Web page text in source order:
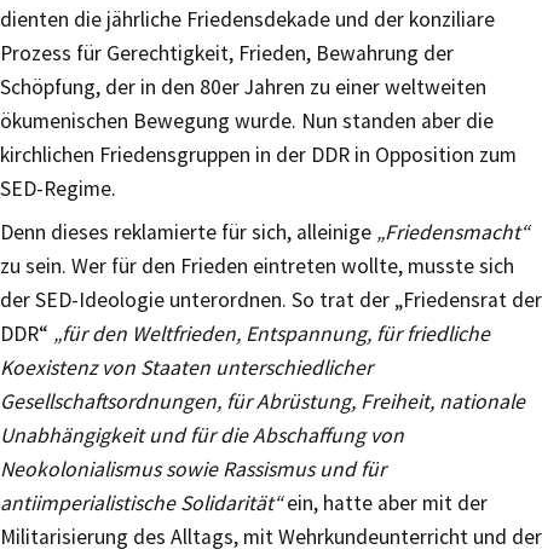
dienten die jährliche Friedensdekade und der konziliare
Prozess für Gerechtigkeit, Frieden, Bewahrung der
Schöpfung, der in den 80er Jahren zu einer weltweiten
ökumenischen Bewegung wurde. Nun standen aber die
kirchlichen Friedensgruppen in der DDR in Opposition zum
SED-Regime.
Denn dieses reklamierte für sich, alleinige „Friedensmacht“
zu sein. Wer für den Frieden eintreten wollte, musste sich
der SED-Ideologie unterordnen. So trat der „Friedensrat der
DDR“ „für den Weltfrieden, Entspannung, für friedliche
Koexistenz von Staaten unterschiedlicher
Gesellschaftsordnungen, für Abrüstung, Freiheit, nationale
Unabhängigkeit und für die Abschaffung von
Neokolonialismus sowie Rassismus und für
antiimperialistische Solidarität“ein, hatte aber mit der
Militarisierung des Alltags, mit Wehrkundeunterricht und der